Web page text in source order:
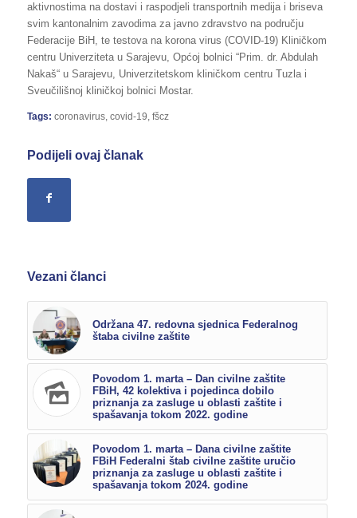
aktivnostima na dostavi i raspodjeli transportnih medija i briseva
svim kantonalnim zavodima za javno zdravstvo na području
Federacije BiH, te testova na korona virus (COVID-19) Kliničkom
centru Univerziteta u Sarajevu, Općoj bolnici “Prim. dr. Abdulah
Nakaš“ u Sarajevu, Univerzitetskom kliničkom centru Tuzla i
Sveučilišnoj kliničkoj bolnici Mostar.
Tags: coronavirus, covid-19 fšcz
Podijeli ovaj članak
Vezani članci
Održana 47. redovna sjednica Federalnog
štaba civilne zaštite
Povodom 1. marta – Dan civilne zaštite
FBiH, 42 kolektiva i pojedinca dobilo
priznanja za zasluge u oblasti zaštite i
spašavanja tokom 2022. godine
Povodom 1. marta – Dana civilne zaštite
FBiH Federalni štab civilne zaštite uručio
priznanja za zasluge u oblasti zaštite i
spašavanja tokom 2024. godine